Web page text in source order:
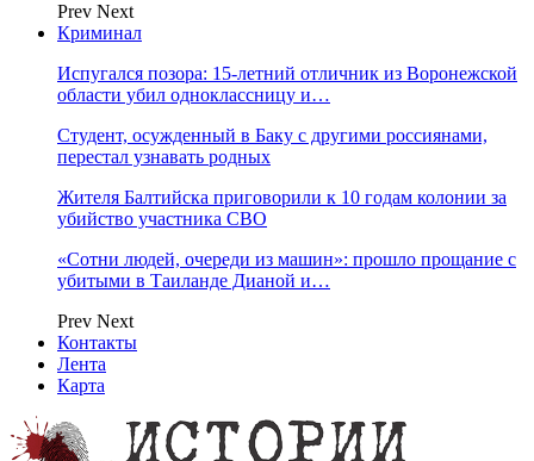
Prev Next
Криминал
Испугался позора: 15-летний отличник из Воронежской
области убил одноклассницу и…
Студент, осужденный в Баку с другими россиянами,
перестал узнавать родных
Жителя Балтийска приговорили к 10 годам колонии за
убийство участника СВО
«Сотни людей, очереди из машин»: прошло прощание с
убитыми в Таиланде Дианой и…
Prev Next
Контакты
Лента
Карта